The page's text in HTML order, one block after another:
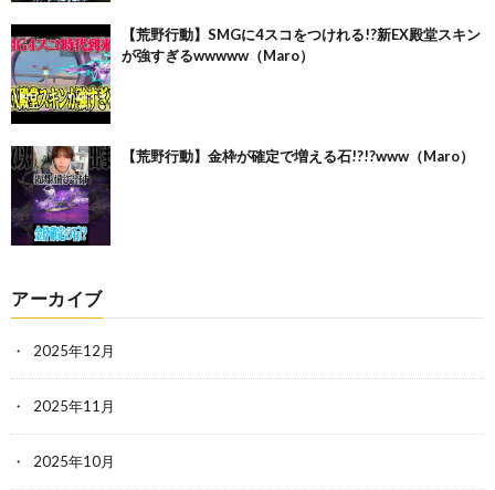
【荒野行動】SMGに4スコをつけれる!?新EX殿堂スキン
が強すぎるwwwww（Maro）
【荒野行動】金枠が確定で増える石!?!?www（Maro）
アーカイブ
2025年12月
2025年11月
2025年10月